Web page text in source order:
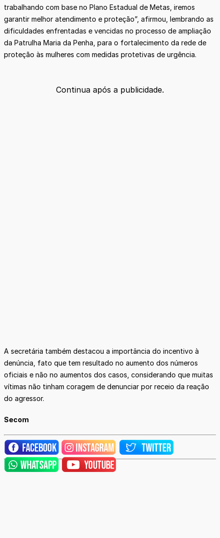
trabalhando com base no Plano Estadual de Metas, iremos
garantir melhor atendimento e proteção”, afirmou, lembrando as
dificuldades enfrentadas e vencidas no processo de ampliação
da Patrulha Maria da Penha, para o fortalecimento da rede de
proteção às mulheres com medidas protetivas de urgência.
Continua após a publicidade.
A secretária também destacou a importância do incentivo à
denúncia, fato que tem resultado no aumento dos números
oficiais e não no aumentos dos casos, considerando que muitas
vítimas não tinham coragem de denunciar por receio da reação
do agressor.
Secom